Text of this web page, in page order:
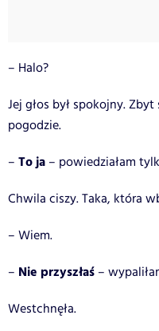
– Halo?
Jej głos był spokojny.
pogodzie.
– To ja – powiedziałam
Chwila ciszy. Taka, która
– Wiem.
– Nie przyszłaś –
Westchnęła.